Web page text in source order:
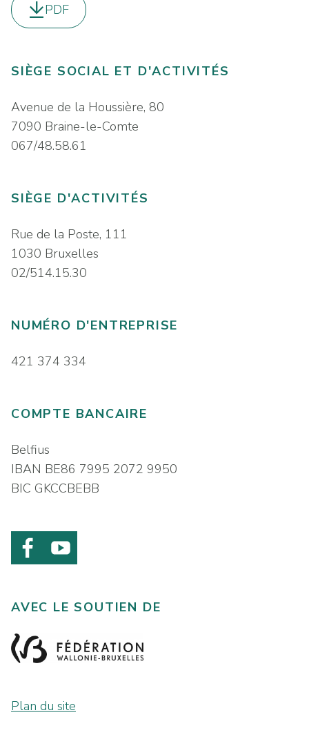
Télécharger le
PDF
SIÈGE SOCIAL ET D'ACTIVITÉS
Avenue de la Houssière, 80
7090 Braine-le-Comte
067/48.58.61
SIÈGE D'ACTIVITÉS
Rue de la Poste, 111
1030 Bruxelles
02/514.15.30
NUMÉRO D'ENTREPRISE
421 374 334
COMPTE BANCAIRE
Belfius
IBAN BE86 7995 2072 9950
BIC GKCCBEBB
AVEC LE SOUTIEN DE
Plan du site